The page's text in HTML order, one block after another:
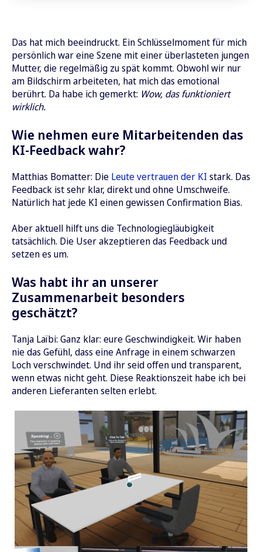
Das hat mich beeindruckt. Ein Schlüsselmoment für mich
persönlich war eine Szene mit einer überlasteten jungen
Mutter, die regelmäßig zu spät kommt. Obwohl wir nur
am Bildschirm arbeiteten, hat mich das emotional
berührt. Da habe ich gemerkt: Wow, das funktioniert
wirklich.
Wie nehmen eure Mitarbeitenden das
KI-Feedback wahr?
Matthias Bomatter: Die Leute vertrauen der KI stark. Das
Feedback ist sehr klar, direkt und ohne Umschweife.
Natürlich hat jede KI einen gewissen Confirmation Bias.
Aber aktuell hilft uns die Technologiegläubigkeit
tatsächlich. Die User akzeptieren das Feedback und
setzen es um.
Was habt ihr an unserer
Zusammenarbeit besonders
geschätzt?
Tanja Laïbi: Ganz klar: eure Geschwindigkeit. Wir haben
nie das Gefühl, dass eine Anfrage in einem schwarzen
Loch verschwindet. Und ihr seid offen und transparent,
wenn etwas nicht geht. Diese Reaktionszeit habe ich bei
anderen Lieferanten selten erlebt.
Schneller fit, realistischere Rollenspiele, höhere Wirkung.